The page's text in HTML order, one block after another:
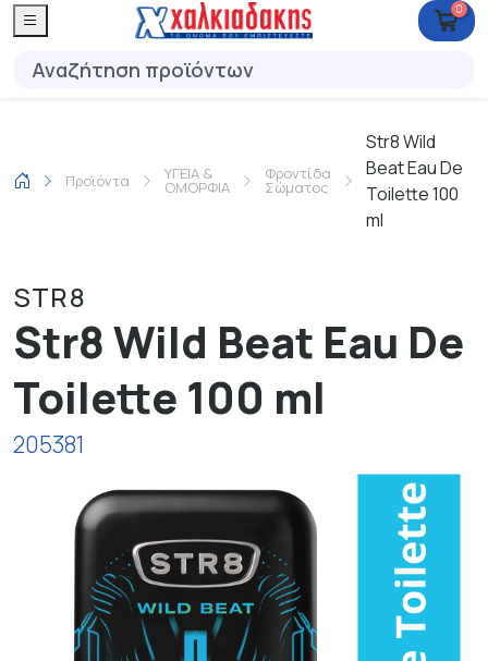
0
Προϊόντα ΥΓΕΙΑ &
ΟΜΟΡΦΙΑ
Φροντίδα
Σώματος
Str8 Wild
Beat Eau De
Toilette 100
ml
STR8
Str8 Wild Beat Eau De
Toilette 100 ml
205381